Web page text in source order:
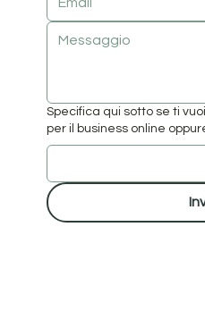
Specifica qui sotto se ti
per il business online